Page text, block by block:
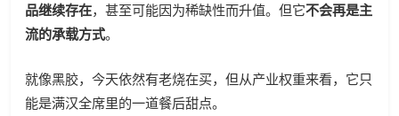
品继续存在，甚至可能因为稀缺性而升值。但它不会再是主
流的承载方式。
就像黑胶，今天依然有老烧在买，但从产业权重来看，它只
能是满汉全席里的一道餐后甜点。